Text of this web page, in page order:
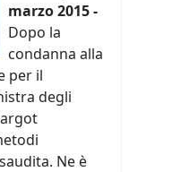
marzo 2015 -
Dopo la
condanna alla
per il
degli
Ne è